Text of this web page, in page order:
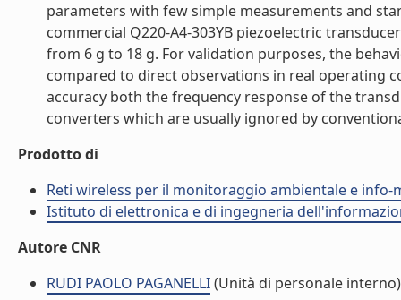
parameters with few simple measurements and
commercial Q220-A4-303YB piezoelectric
from 6 g to 18 g. For validation purposes, the
compared to direct observations in real operating
accuracy both the frequency response of the
converters which are usually ignored by
Prodotto di
Reti wireless per il monitoraggio ambientale e info-
Istituto di elettronica e di ingegneria
Autore CNR
RUDI PAOLO PAGANELLI(Unità di personale interno)